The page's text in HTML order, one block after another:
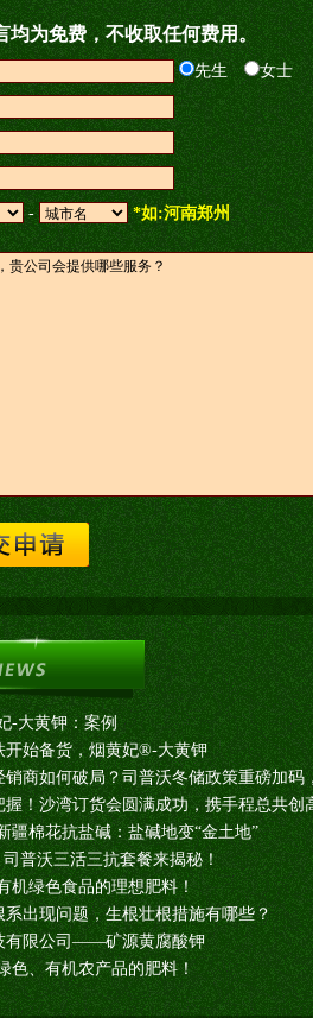
均为免费，不收取任何费用。
先生 女士
- *如:河南郑州
-大黄钾：案例
开始备货，烟黄妃®-大黄钾
销商如何破局？司普沃冬储政策重磅加码
！沙湾订货会圆满成功，携手程总共创
疆棉花抗盐碱：盐碱地变“金土地”
普沃三活三抗套餐来揭秘！
机绿色食品的理想肥料！
出现问题，生根壮根措施有哪些？
有限公司——矿源黄腐酸钾
色、有机农产品的肥料！